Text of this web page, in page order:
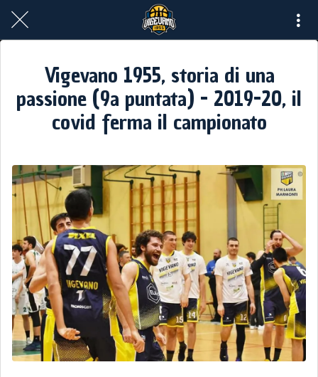
Vigevano 1955, storia di una
passione (9a puntata) - 2019-20, il
covid ferma il campionato